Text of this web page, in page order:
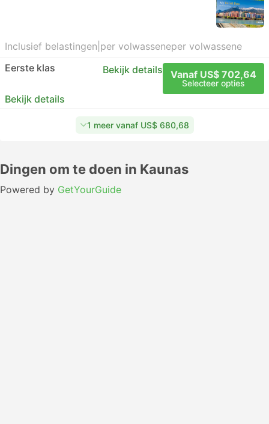
Inclusief belastingen per volwasseneper volwassene
Eerste klas
Bekijk details Vanaf US$ 702,64
Selecteer opties
Bekijk details
1 meer vanaf US$ 680,68
Dingen om te doen in Kaunas
Powered by GetYourGuide